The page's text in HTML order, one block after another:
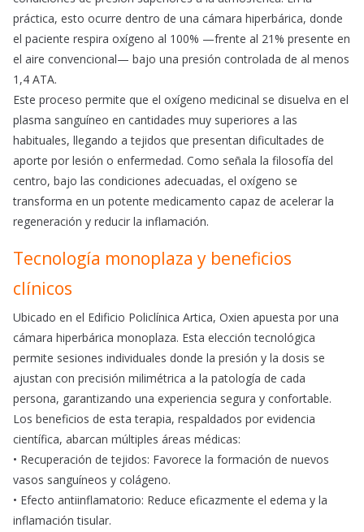
práctica, esto ocurre dentro de una cámara hiperbárica, donde
el paciente respira oxígeno al 100% —frente al 21% presente en
el aire convencional— bajo una presión controlada de al menos
1,4 ATA.
Este proceso permite que el oxígeno medicinal se disuelva en el
plasma sanguíneo en cantidades muy superiores a las
habituales, llegando a tejidos que presentan dificultades de
aporte por lesión o enfermedad. Como señala la filosofía del
centro, bajo las condiciones adecuadas, el oxígeno se
transforma en un potente medicamento capaz de acelerar la
regeneración y reducir la inflamación.
Tecnología monoplaza y beneficios
clínicos
Ubicado en el Edificio Policlínica Artica, Oxien apuesta por una
cámara hiperbárica monoplaza. Esta elección tecnológica
permite sesiones individuales donde la presión y la dosis se
ajustan con precisión milimétrica a la patología de cada
persona, garantizando una experiencia segura y confortable.
Los beneficios de esta terapia, respaldados por evidencia
científica, abarcan múltiples áreas médicas:
• Recuperación de tejidos: Favorece la formación de nuevos
vasos sanguíneos y colágeno.
• Efecto antiinflamatorio: Reduce eficazmente el edema y la
inflamación tisular.